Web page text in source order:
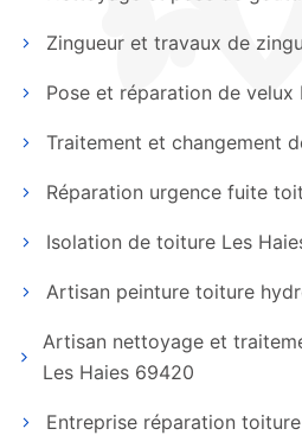
Zingueur et travaux de
Pose et réparation de velux
Traitement et changement
Réparation urgence fuite
Isolation de toiture Les
Artisan peinture toiture
Artisan nettoyage et
Les Haies 69420
Entreprise réparation